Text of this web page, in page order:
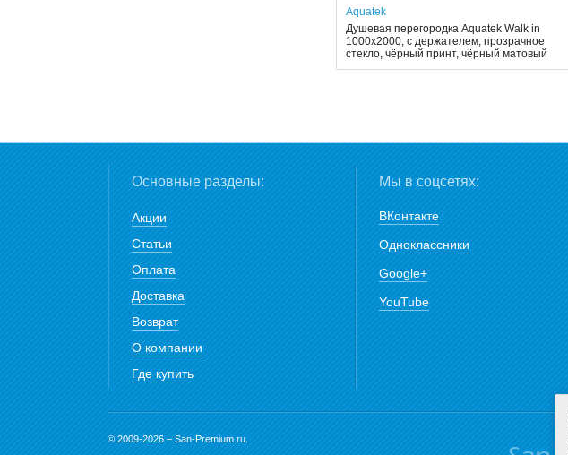
Aquatek
Душевая перегородка Aquatek Walk in
1000x2000, с держателем, прозрачное
стекло, чёрный принт, чёрный матовый
Основные разделы:
Акции
Статьи
Оплата
Доставка
Возврат
О компании
Где купить
Мы в соцсетях:
ВКонтакте
Одноклассники
Google+
YouTube
© 2009-2026 – San-Premium.ru.